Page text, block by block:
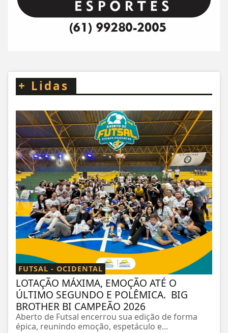
+ Lidas
FUTSAL - OCIDENTAL
LOTAÇÃO MÁXIMA, EMOÇÃO ATÉ O
ÚLTIMO SEGUNDO E POLÊMICA. BIG
BROTHER BI CAMPEÃO 2026
Aberto de Futsal encerrou sua edição de forma
épica, reunindo emoção, espetáculo e...